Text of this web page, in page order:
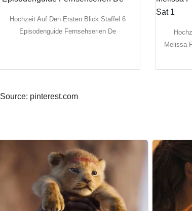
Hochzeit Auf Den Ersten Blick Staffel 6
Episodenguide Fernsehserien De
Melissa
Source: pinterest.com